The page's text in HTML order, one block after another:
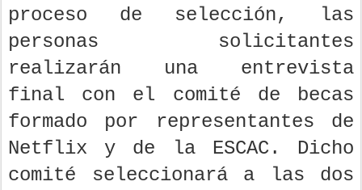
proceso de selección, las
personas solicitantes
realizarán una entrevista
final con el comité de becas
formado por representantes de
Netflix y de la ESCAC. Dicho
comité seleccionará a las dos